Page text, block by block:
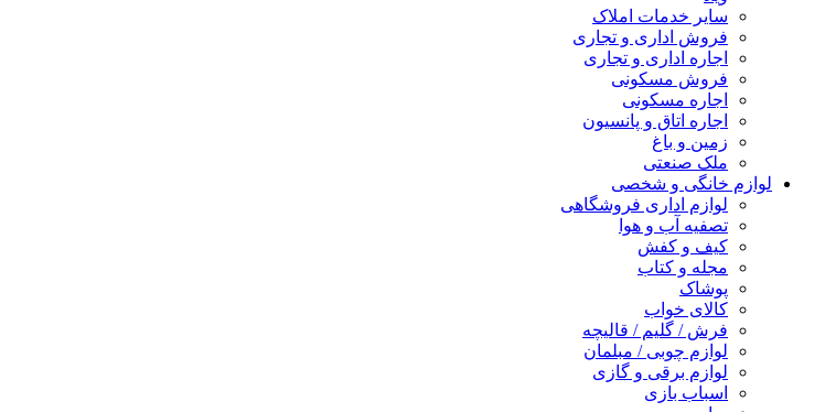
سایر خدمات املاک
فروش اداری و تجاری
اجاره اداری و تجاری
فروش مسکونی
اجاره مسکونی
اجاره اتاق و پانسیون
زمین و باغ
ملک صنعتی
لوازم خانگی و شخصی
لوازم اداری فروشگاهی
تصفیه آب و هوا
کیف و کفش
مجله و کتاب
پوشاک
کالای خواب
فرش / گلیم / قالیچه
لوازم چوبی / مبلمان
لوازم برقی و گازی
اسباب بازی